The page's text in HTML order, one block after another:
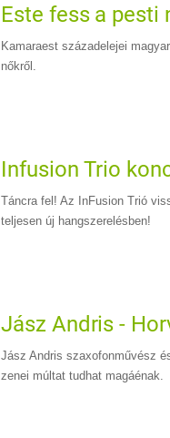
Este fess a pesti
Kamaraest századelejei
nőkről.
Infusion Trio
Táncra fel! Az InFusion Trió
teljesen új hangszerelésben!
Jász Andris -
Jász Andris szaxofonművész
zenei múltat tudhat magáénak.